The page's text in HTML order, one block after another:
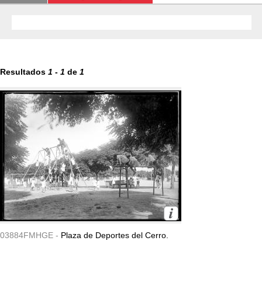
Resultados 1 - 1 de 1
03884FMHGE - Plaza de Deportes del Cerro.